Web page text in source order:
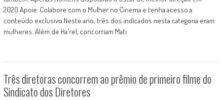
2020 Apoie: Colabore com o Mulher no Cinema e tenha acesso a
conteúdo exclusivo Neste ano, três dos indicados nesta categoria eram
mulheres. Além de Ha'rel, concorriam Mati
Três diretoras concorrem ao prêmio de primeiro filme do
Sindicato dos Diretores